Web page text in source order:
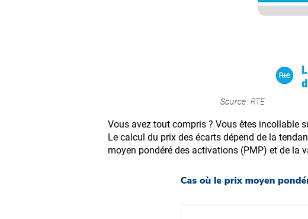
Source : RTE
Vous avez tout compris ? Vous êtes incollable
Le calcul du prix des écarts dépend de la
moyen pondéré des activations (PMP) et de la